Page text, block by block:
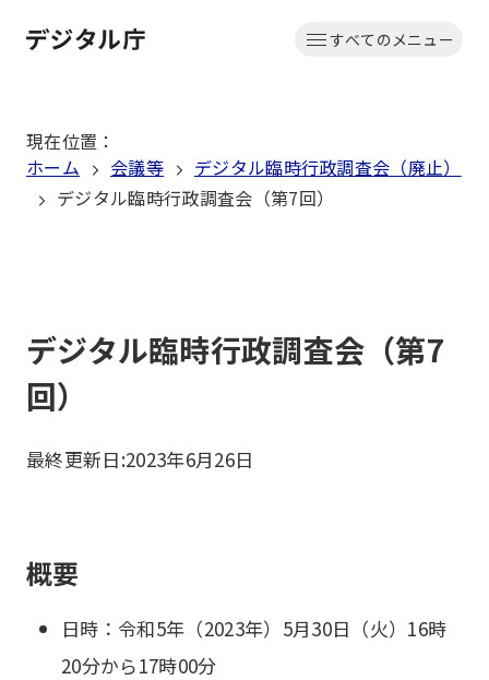
文
動
すべてのメニュー
現在位置 ：
ホーム
会議等
デジタル臨時行政調査会（廃止）
デジタル臨時行政調査会（第7回）
デジタル臨時行政調査会（第7
回）
最終更新日:2023年6月26日
概要
日時：令和5年（2023年）5月30日（火）16時
20分から17時00分